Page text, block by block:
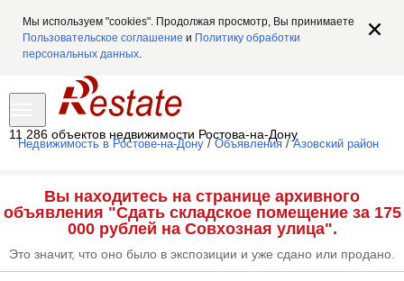
Мы используем "cookies". Продолжая просмотр, Вы принимаете
Пользовательское соглашение и Политику обработки
персональных данных.
11 286 объектов недвижимости Ростова-на-Дону
Недвижимость в Ростове-на-Дону / Объявления /Азовский район
Вы находитесь на странице архивного
объявления "Сдать складское помещение за 175
000 рублей на Совхозная улица".
Это значит, что оно было в экспозиции и уже сдано или продано.